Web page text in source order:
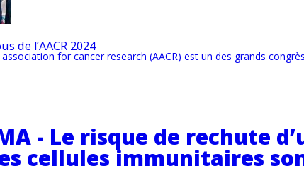
de l’AACR 2024
for cancer research (AACR) est un des grands
- Le risque de rechute
cellules immunitaires